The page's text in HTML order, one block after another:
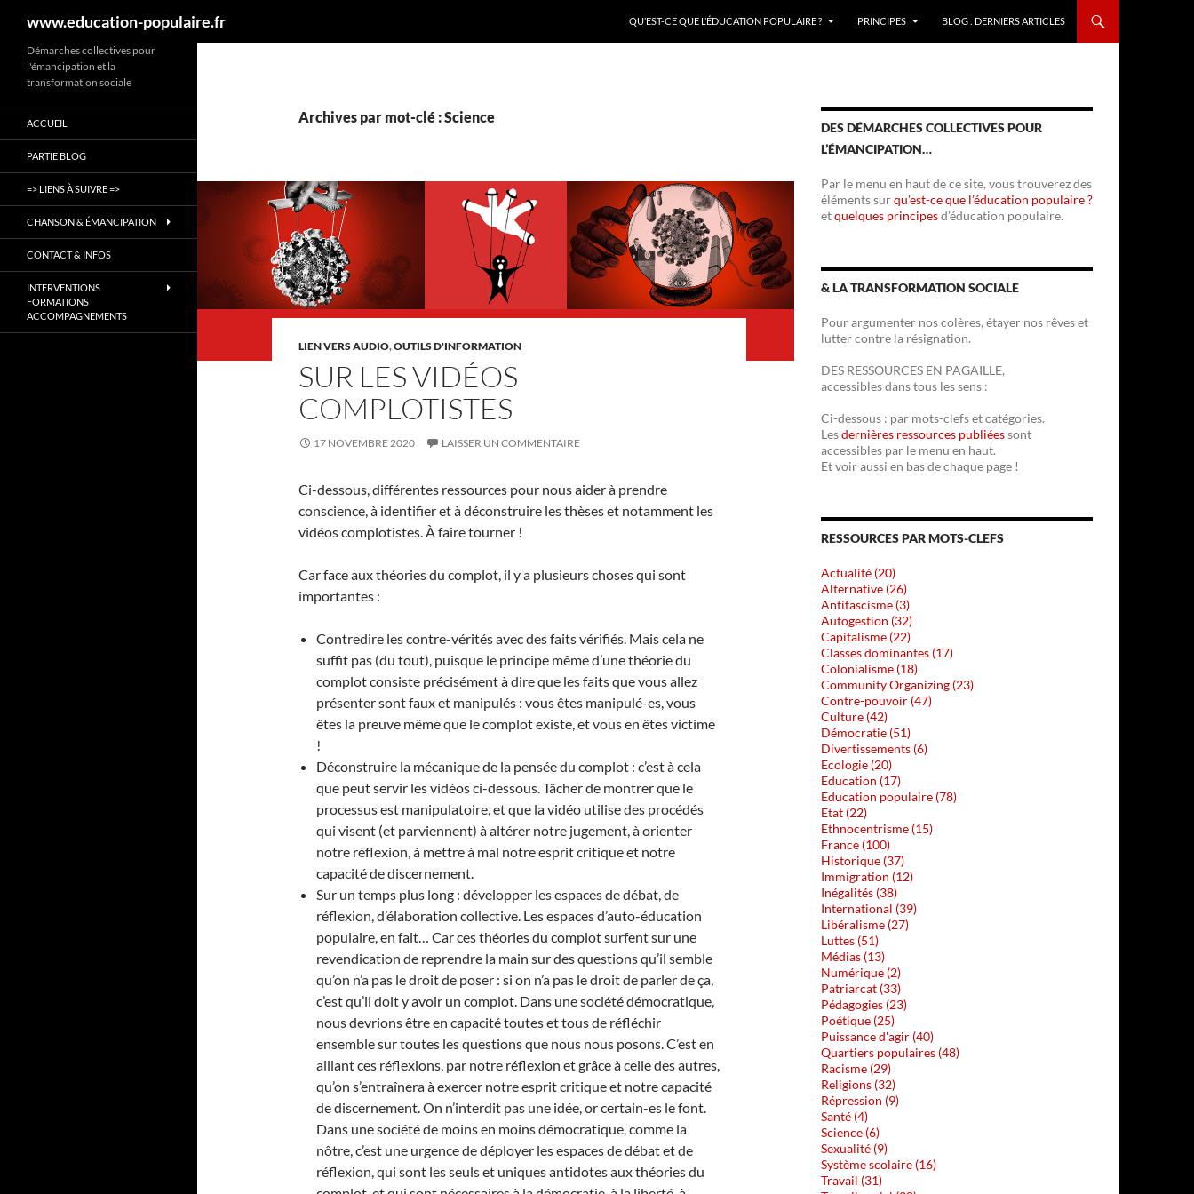
Aller
www.education-populaire.fr QU’EST-CE QUE L’ÉDUCATION POPULAIRE ? PRINCIPES BLOG : DERNIERS ARTICLES
Archives par mot-clé : Science
LIEN VERS AUDIO,OUTILS D'INFORMATION
SUR LES VIDÉOS
COMPLOTISTES
17 NOVEMBRE 2020 LAISSER UN COMMENTAIRE
Ci-dessous, différentes ressources pour nous aider à prendre
conscience, à identifier et à déconstruire les thèses et notamment les
vidéos complotistes. À faire tourner !
Car face aux théories du complot, il y a plusieurs choses qui sont
importantes :
Contredire les contre-vérités avec des faits vérifiés. Mais cela ne
suffit pas (du tout), puisque le principe même d’une théorie du
complot consiste précisément à dire que les faits que vous allez
présenter sont faux et manipulés : vous êtes manipulé-es, vous
êtes la preuve même que le complot existe, et vous en êtes victime
!
Déconstruire la mécanique de la pensée du complot : c’est à cela
que peut servir les vidéos ci-dessous. Tâcher de montrer que le
processus est manipulatoire, et que la vidéo utilise des procédés
qui visent (et parviennent) à altérer notre jugement, à orienter
notre réflexion, à mettre à mal notre esprit critique et notre
capacité de discernement.
Sur un temps plus long : développer les espaces de débat, de
réflexion, d’élaboration collective. Les espaces d’auto-éducation
populaire, en fait… Car ces théories du complot surfent sur une
revendication de reprendre la main sur des questions qu’il semble
qu’on n’a pas le droit de poser : si on n’a pas le droit de parler de ça,
c’est qu’il doit y avoir un complot. Dans une société démocratique,
nous devrions être en capacité toutes et tous de réfléchir
ensemble sur toutes les questions que nous nous posons. C’est en
aillant ces réflexions, par notre réflexion et grâce à celle des autres,
qu’on s’entraînera à exercer notre esprit critique et notre capacité
de discernement. On n’interdit pas une idée, or certain-es le font.
Dans une société de moins en moins démocratique, comme la
nôtre, c’est une urgence de déployer les espaces de débat et de
réflexion, qui sont les seuls et uniques antidotes aux théories du
DES DÉMARCHES COLLECTIVES POUR
L’ÉMANCIPATION…
Par le menu en haut de ce site, vous trouverez des
éléments surqu’est-ce que l’éducation populaire ?
etquelques principesd’éducation populaire.
& LA TRANSFORMATION SOCIALE
Pour argumenter nos colères, étayer nos rêves et
lutter contre la résignation.
DES RESSOURCES EN PAGAILLE,
accessibles dans tous les sens :
Ci-dessous : par mots-clefs et catégories.
Lesdernières ressources publiéessont
accessibles par le menu en haut.
Et voir aussi en bas de chaque page !
RESSOURCES PAR MOTS-CLEFS
Actualité (20)
Alternative (26)
Antifascisme (3)
Autogestion (32)
Capitalisme (22)
Classes dominantes (17)
Colonialisme (18)
Community Organizing (23)
Contre-pouvoir (47)
Culture (42)
Démocratie (51)
Divertissements (6)
Ecologie (20)
Education (17)
Education populaire (78)
Etat (22)
Ethnocentrisme (15)
France (100)
Historique (37)
Immigration (12)
Inégalités (38)
International (39)
Libéralisme (27)
Luttes (51)
Médias (13)
Numérique (2)
Patriarcat (33)
Pédagogies (23)
Poétique (25)
Puissance d'agir (40)
Quartiers populaires (48)
Racisme (29)
Religions (32)
Répression (9)
Santé (4)
Science (6)
Sexualité (9)
Système scolaire (16)
Travail (31)
Démarches collectives pour
l'émancipation et la
transformation sociale
ACCUEIL
PARTIE BLOG
=> LIENS À SUIVRE =>
CHANSON & ÉMANCIPATION
CONTACT & INFOS
INTERVENTIONS
FORMATIONS
ACCOMPAGNEMENTS